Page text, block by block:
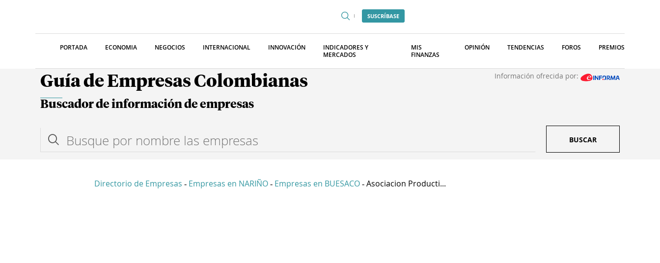
SUSCRÍBASE
PORTADA ECONOMIA NEGOCIOS INTERNACIONAL INNOVACIÓN
INDICADORES Y
MERCADOS
MIS
FINANZAS
OPINIÓN TENDENCIAS FOROS PREMIOS
Guía de Empresas Colombianas Información ofrecida por:
Buscador de información de empresas
BUSCAR
Directorio de Empresas - Empresas en NARIÑO - Empresas en BUESACO - Asociacion Producti...